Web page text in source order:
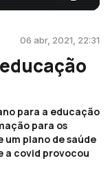
06 abr, 2021, 22:31
para a educação
para os
um plano de saúde
a covid provocou